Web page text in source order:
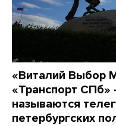
«Виталий Выбор
«Транспорт СПб»
называются
петербургских